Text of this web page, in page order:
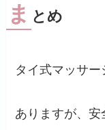
ま とめ
タイ式マッサ
ありますが、安